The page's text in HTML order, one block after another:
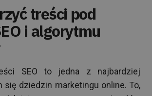
treści pod
i algorytmu
SEO to jedna z najbardziej
się dziedzin marketingu online. To,